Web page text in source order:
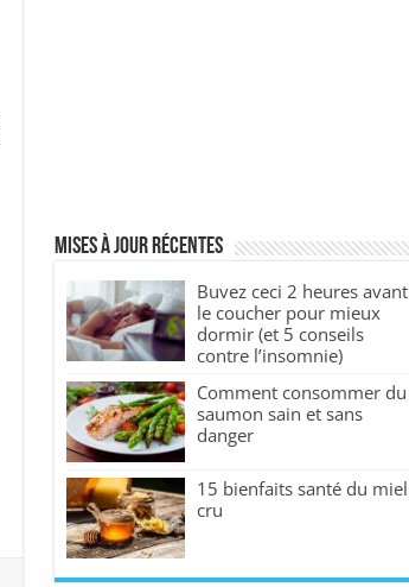
Mises à jour récentes
Buvez ceci 2 heures avant
le coucher pour mieux
dormir (et 5 conseils
contre l’insomnie)
Comment consommer du
saumon sain et sans
danger
15 bienfaits santé du miel
cru